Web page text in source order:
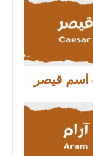
قيصر